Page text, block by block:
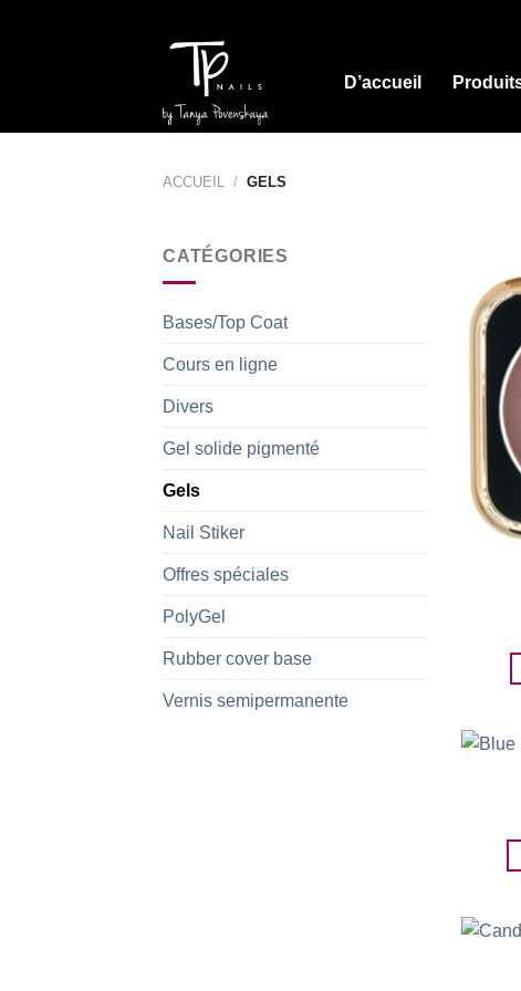
D’accueil
ACCUEIL / GELS
CATÉGORIES
Bases/Top Coat
Cours en ligne
Divers
Gel solide pigmenté
Gels
Nail Stiker
Offres spéciales
PolyGel
Rubber cover base
Vernis semipermanente